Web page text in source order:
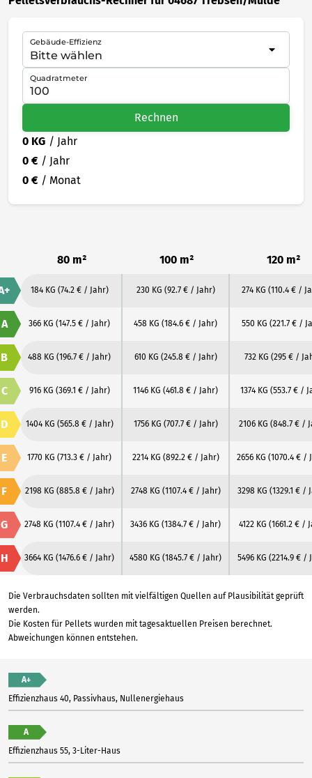
Gebäude-Effizienz
Quadratmeter
Rechnen
0 KG / Jahr
0 € / Jahr
0 € / Monat
80 m² 100 m² 120 m²
184 KG (74.2 € / Jahr) 230 KG (92.7 € / Jahr) 274 KG (110.4 € /
A 366 KG (147.5 € / Jahr) 458 KG (184.6 € / Jahr) 550 KG (221.7 € /
B 488 KG (196.7 € / Jahr) 610 KG (245.8 € / Jahr) 732 KG (295 € /
C 916 KG (369.1 € / Jahr) 1146 KG (461.8 € / Jahr) 1374 KG (553.7 € /
D 1404 KG (565.8 € / Jahr) 1756 KG (707.7 € / Jahr) 2106 KG (848.7 € /
E 1770 KG (713.3 € / Jahr) 2214 KG (892.2 € / Jahr) 2656 KG (1070.4 € /
F 2198 KG (885.8 € / Jahr) 2748 KG (1107.4 € / Jahr) 3298 KG (1329.1 € /
G 2748 KG (1107.4 € / Jahr) 3436 KG (1384.7 € / Jahr) 4122 KG (1661.2 € /
H 3664 KG (1476.6 € / Jahr) 4580 KG (1845.7 € / Jahr) 5496 KG (2214.9 € /
Die Verbrauchsdaten sollten mit vielfältigen Quellen auf Plausibilität geprüft
werden.
Die Kosten für Pellets wurden mit tagesaktuellen Preisen berechnet.
Abweichungen können entstehen.
A+
Effizienzhaus 40, Passivhaus, Nullenergiehaus
A
Effizienzhaus 55, 3-Liter-Haus